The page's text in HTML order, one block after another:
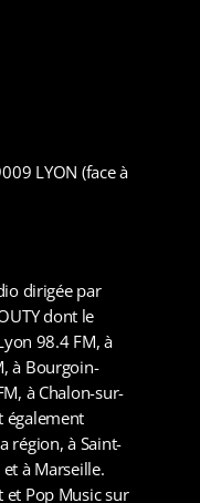
LYON (face à
dirigée par
dont le
98.4 FM, à
à Bourgoin-
à Chalon-sur-
également
région, à Saint-
à Marseille.
et Pop Music sur